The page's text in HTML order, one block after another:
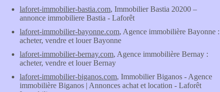
laforet-immobilier-bastia.com, Immobilier Bastia 20200 –
annonce immobiliere Bastia - Laforêt
laforet-immobilier-bayonne.com, Agence immobilière Bayonne :
acheter, vendre et louer Bayonne
laforet-immobilier-bernay.com, Agence immobilière Bernay :
acheter, vendre et louer Bernay
laforet-immobilier-biganos.com, Immobilier Biganos - Agence
immobilière Biganos | Annonces achat et location - Laforêt